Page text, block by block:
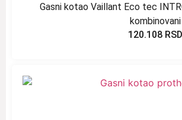
Gasni kotao Vaillant Eco tec
kombinovani
120.108 RSD